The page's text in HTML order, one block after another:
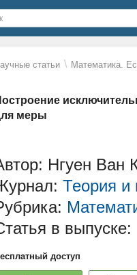
статьи \ Математика.
меры
Нгуен Ван
Теория и
в выпуске:
доступ